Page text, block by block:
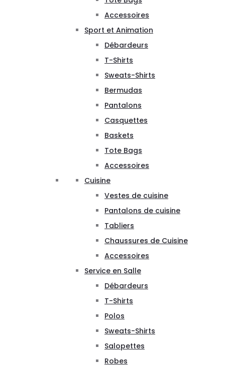
Accessoires
Sport et Animation
Débardeurs
T-Shirts
Sweats-Shirts
Bermudas
Pantalons
Casquettes
Baskets
Tote Bags
Accessoires
Cuisine
Vestes de cuisine
Pantalons de cuisine
Tabliers
Chaussures de Cuisine
Accessoires
Service en Salle
Débardeurs
T-Shirts
Polos
Sweats-Shirts
Salopettes
Robes